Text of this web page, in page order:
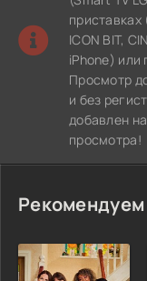
приставках
ICON BIT,
iPhone) или
Просмотр
и без
добавлен
просмотра!